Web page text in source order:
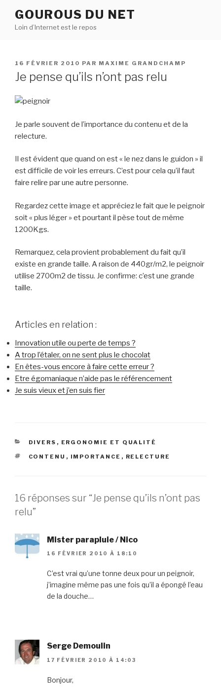
contenu
GOUROUS DU NET
Loin d’Internet est le repos
PUBLIÉ
LE
16 FÉVRIER 2010 PAR MAXIME GRANDCHAMP
Je pense qu’ils n’ont pas relu
Je parle souvent de l’importance du contenu et de la
relecture.
Il est évident que quand on est « le nez dans le guidon » il
est difficile de voir les erreurs. C’est pour cela qu’il faut
faire relire par une autre personne.
Regardez cette image et appréciez le fait que le peignoir
soit « plus léger » et pourtant il pèse tout de même
1200Kgs.
Remarquez, cela provient probablement du fait qu’il
existe en grande taille. A raison de 440gr/m2, le peignoir
utilise 2700m2 de tissu. Je confirme: c’est une grande
taille.
Articles en relation :
Innovation utile ou perte de temps ?
A trop l’étaler, on ne sent plus le chocolat
En êtes-vous encore à faire cette erreur ?
Etre égomaniaque n’aide pas le référencement
Je suis vieux et j’en suis fier
CATÉGORIES
DIVERS , ERGONOMIE ET QUALITÉ
ÉTIQUETTES
CONTENU , IMPORTANCE , RELECTURE
16 réponses sur “Je pense qu’ils n’ont pas
relu”
Mister parapluie / Nico
16 FÉVRIER 2010 À 18:10
C’est vrai qu’une tonne deux pour un peignoir,
j’imagine même pas une fois qu’il a épongé l’eau
de la douche…
Serge Demoulin
17 FÉVRIER 2010 À 14:03
Bonjour,